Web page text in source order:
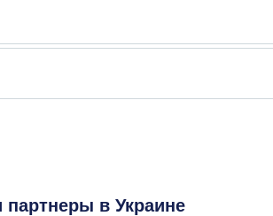
в Украине